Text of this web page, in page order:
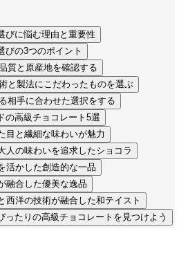
びに悩む理由と重要性
びの3つのポイント
質と原産地を確認する
と製法にこだわったものを選ぶ
相手に合わせた選択をする
の高級チョコレート5選
目と繊細な味わいが魅力
人の味わいを追求したショコラ
活かした創造的な一品
融合した優美な逸品
西洋の技術が融合した和テイスト
ったりの高級チョコレートを見つけよう